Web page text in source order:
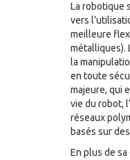
La robotique
vers
meilleure
métalliques).
la
en toute
majeure, qui
vie du robot,
réseaux
basés sur
En plus de